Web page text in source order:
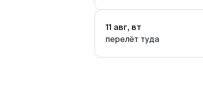
11 авг, вт
перелёт туда